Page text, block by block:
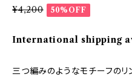
¥4,200 50%OFF
International shipping
三つ編みのようなモチーフのリ